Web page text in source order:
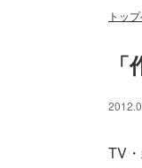
トッ
TV